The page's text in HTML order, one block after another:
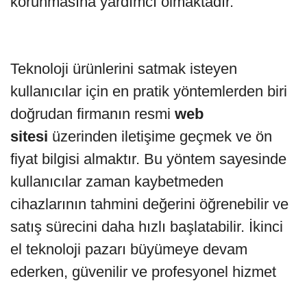
Teknoloji ürünlerini satmak isteyen
kullanıcılar için en pratik yöntemlerden biri
doğrudan firmanın resmi web
sitesi üzerinden iletişime geçmek ve ön
fiyat bilgisi almaktır. Bu yöntem sayesinde
kullanıcılar zaman kaybetmeden
cihazlarının tahmini değerini öğrenebilir ve
satış sürecini daha hızlı başlatabilir. İkinci
el teknoloji pazarı büyümeye devam
ederken, güvenilir ve profesyonel hizmet